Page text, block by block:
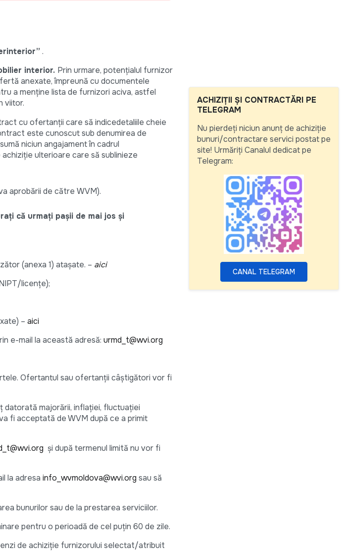
interior”.
interior. Prin urmare, potențialul furnizor
anexate, împreună cu documentele
a menține lista de furnizori aciva, astfel
viitor.
cu ofertanții care să indicedetaliile cheie
este cunoscut sub denumirea de
niciun angajament în cadrul
ulterioare care să sublinieze
aprobării de către WVM).
că urmați pașii de mai jos și
(anexa 1) atașate. – aici
licențe);
– aici
e-mail la această adresă: urmd_t@wvi.org
Ofertantul sau ofertanții câștigători vor fi
datorată majorării, inflației, fluctuației
fi acceptată de WVM după ce a primit
și după termenul limită nu vor fi
la adresa info_wvmoldova@wvi.org sau să
bunurilor sau de la prestarea serviciilor.
pentru o perioadă de cel puțin 60 de zile.​​​
de achiziție furnizorului selectat/atribuit
ACHIZIȚII ȘI CONTRACTĂRI PE
TELEGRAM
Nu pierdeți niciun anunț de achiziție
bunuri/contractare servici postat pe
site! Urmăriți Canalul dedicat pe
Telegram:
CANAL TELEGRAM